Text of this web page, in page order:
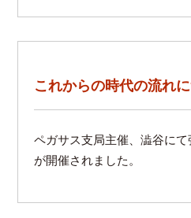
これからの時代の流れ
ペガサス支局主催、澁谷に
が開催されました。